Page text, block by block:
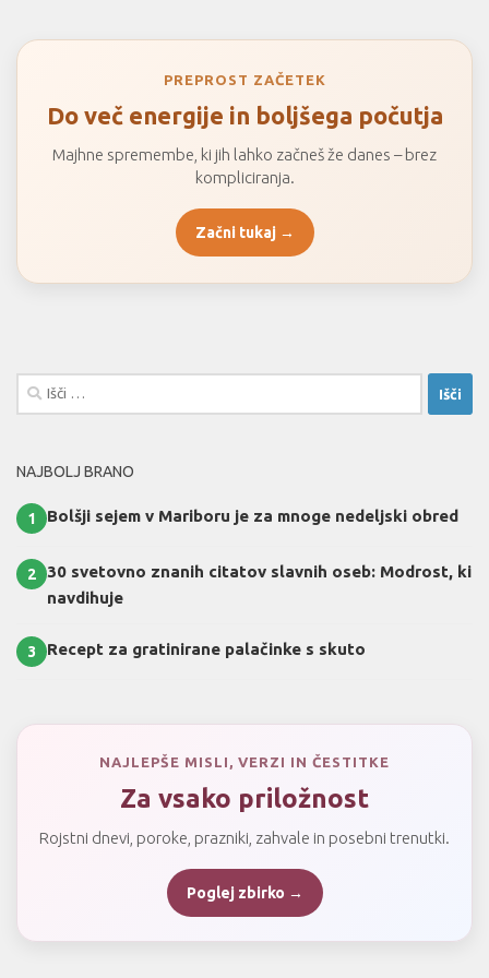
PREPROST ZAČETEK
Do več energije in boljšega počutja
Majhne spremembe, ki jih lahko začneš že danes – brez
kompliciranja.
Začni tukaj →
Išči:
NAJBOLJ BRANO
1 Bolšji sejem v Mariboru je za mnoge nedeljski obred
2
30 svetovno znanih citatov slavnih oseb: Modrost, ki
navdihuje
3 Recept za gratinirane palačinke s skuto
NAJLEPŠE MISLI, VERZI IN ČESTITKE
Za vsako priložnost
Rojstni dnevi, poroke, prazniki, zahvale in posebni trenutki.
Poglej zbirko →